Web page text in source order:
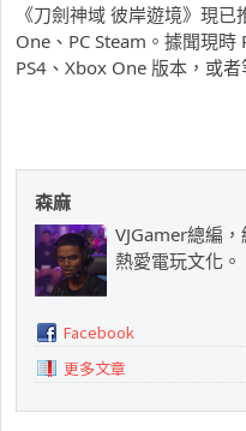
《刀劍神域 彼岸遊境》現
One、PC Steam。據聞現
PS4、Xbox One 版本，或
森麻
VJGamer總編
熱愛電玩文化。
Facebook
更多文章